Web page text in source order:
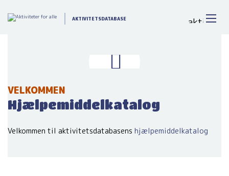
til
AKTIVITETSDATABASE
VELKOMMEN
Hjælpemiddelkatalog
Velkommen til aktivitetsdatabasens hjælpemiddelkatalog